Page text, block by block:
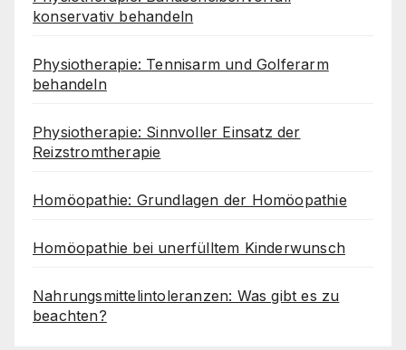
konservativ behandeln
Physiotherapie: Tennisarm und Golferarm
behandeln
Physiotherapie: Sinnvoller Einsatz der
Reizstromtherapie
Homöopathie: Grundlagen der Homöopathie
Homöopathie bei unerfülltem Kinderwunsch
Nahrungsmittelintoleranzen: Was gibt es zu
beachten?